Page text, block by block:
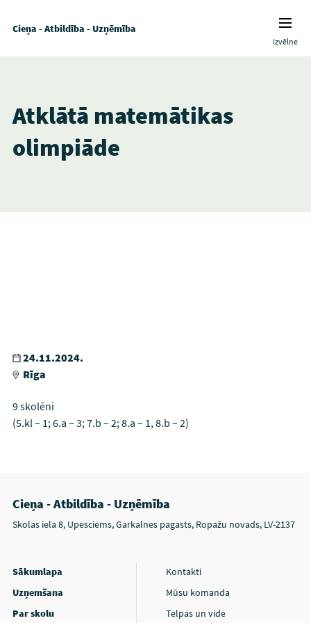
Cieņa - Atbildība - Uzņēmība
Izvēlne
Atklātā matemātikas
olimpiāde
24.11.2024.
Rīga
9 skolēni
(5.kl – 1; 6.a – 3; 7.b – 2; 8.a – 1, 8.b – 2)
Cieņa - Atbildība - Uzņēmība
Skolas iela 8, Upesciems, Garkalnes pagasts, Ropažu novads, LV-2137
Sākumlapa
Uzņemšana
Par skolu
Kontakti
Mūsu komanda
Telpas un vide